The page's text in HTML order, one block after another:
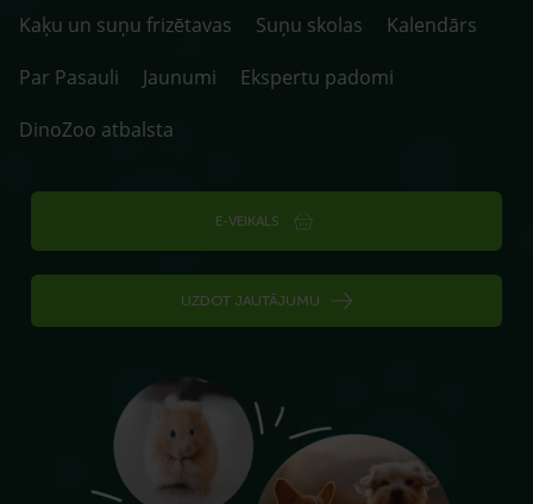
Kaķu un suņu frizētavas
Suņu skolas
Kalendārs
Par Pasauli
Jaunumi
Ekspertu padomi
DinoZoo atbalsta
E-VEIKALS
UZDOT JAUTĀJUMU